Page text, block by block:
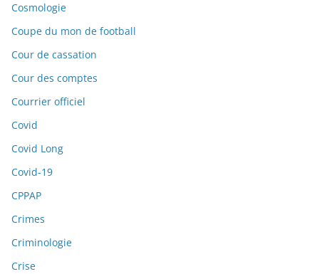
Cosmologie
Coupe du mon de football
Cour de cassation
Cour des comptes
Courrier officiel
Covid
Covid Long
Covid-19
CPPAP
Crimes
Criminologie
Crise